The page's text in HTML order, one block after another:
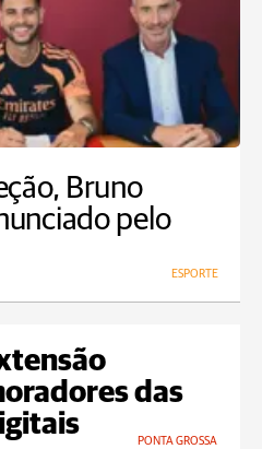
Bruno
pelo
ESPORTE
das
PONTA GROSSA